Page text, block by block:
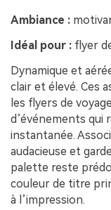
Ambiance :
Idéal pour : flyer
Dynamique et
clair et élevé. Ces
les flyers de
d’événements qui
instantanée.
audacieuse et
palette reste
couleur de titre
à l’impression.